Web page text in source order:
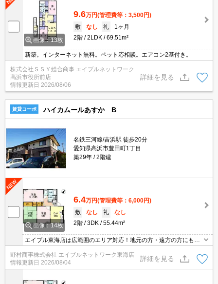
画像：13枚
9.6万円(管理費等：3,500円)
敷
なし 礼
1ヶ月
2階
2LDK 69.51m²
新築。インターネット無料。ペット応相談。エアコン2基付き。
株式会社ＳＳＹ総合商事 エイブルネットワーク
高浜市役所前店
情報更新日 2026/08/06
詳細を見る
賃貸コーポ ハイカムールあすか B
名鉄三河線/吉浜駅 徒歩20分
愛知県高浜市豊田町1丁目
築29年
2階建
画像：14枚
6.4万円(管理費等：6,000円)
敷
なし 礼
なし
2階
3DK 55.44m²
エイブル東海店は広範囲のエリア対応！地元の方・遠方の方にも公
平な視点で提案♪見るだけ・オンライン可！
野村商事株式会社 エイブルネットワーク東海店
情報更新日 2026/08/04
詳細を見る